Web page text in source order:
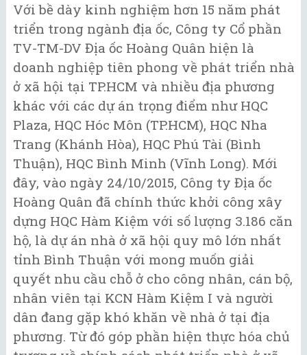
Với bề dày kinh nghiệm hơn 15 năm phát
triển trong ngành địa ốc, Công ty Cổ phần
TV-TM-DV Địa ốc Hoàng Quân hiện là
doanh nghiệp tiên phong về phát triển nhà
ở xã hội tại TP.HCM và nhiều địa phương
khác với các dự án trọng điểm như HQC
Plaza, HQC Hóc Môn (TP.HCM), HQC Nha
Trang (Khánh Hòa), HQC Phú Tài (Bình
Thuận), HQC Bình Minh (Vĩnh Long). Mới
đây, vào ngày 24/10/2015, Công ty Địa ốc
Hoàng Quân đã chính thức khởi công xây
dựng HQC Hàm Kiệm với số lượng 3.186 căn
hộ, là dự án nhà ở xã hội quy mô lớn nhất
tỉnh Bình Thuận với mong muốn giải
quyết nhu cầu chỗ ở cho công nhân, cán bộ,
nhân viên tại KCN Hàm Kiệm I và người
dân đang gặp khó khăn về nhà ở tại địa
phương. Từ đó góp phần hiện thực hóa chủ